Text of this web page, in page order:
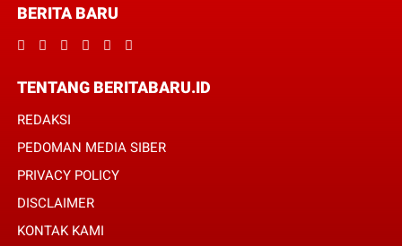
BERITA BARU
TENTANG BERITABARU.ID
REDAKSI
PEDOMAN MEDIA SIBER
PRIVACY POLICY
DISCLAIMER
KONTAK KAMI